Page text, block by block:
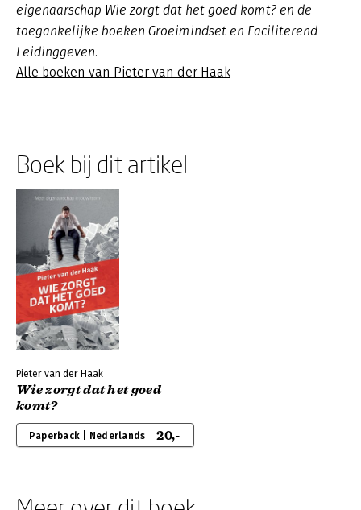
eigenaarschap Wie zorgt dat het goed komt? en de
toegankelijke boeken Groeimindset en Faciliterend
Leidinggeven.
Alle boeken van Pieter van der Haak
Boek bij dit artikel
Pieter van der Haak
Wie zorgt dat het goed
komt?
Paperback | Nederlands 20,-